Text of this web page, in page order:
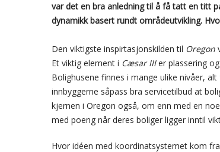
var det en bra anledning til å få tatt en titt
dynamikk basert rundt områdeutvikling.
Den viktigste inspirtasjonskilden til Oregon
Et viktig element i Cæsar IIIer plassering
Bolighusene finnes i mange ulike nivåer,
innbyggerne såpass bra servicetilbud at
kjernen i Oregon også, om enn med en
med poeng når deres boliger ligger inntil
Hvor idéen med koordinatsystemet kom